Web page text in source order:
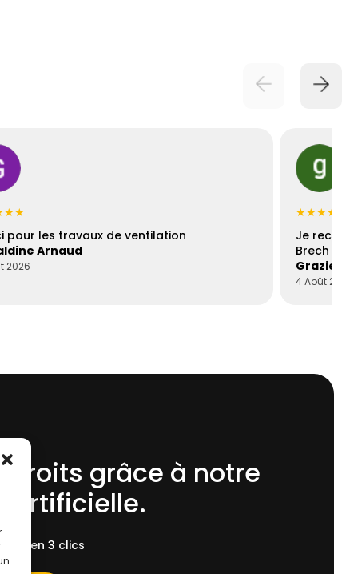
pour les travaux de ventilation
Arnaud
2026
★★★★★
Je
Brech est
Graziella
4 Août 2026
droits grâce à notre
Artificielle.
en 3 clics